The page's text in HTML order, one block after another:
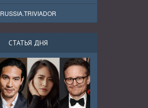
RUSSIA.TRIVIADOR
СТАТЬЯ ДНЯ